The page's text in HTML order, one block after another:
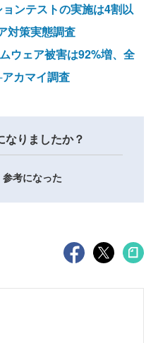
ンテストの実施は4割以
対策実態調査
ウェア被害は92%増、全
カマイ調査
なりましたか？
参考になった